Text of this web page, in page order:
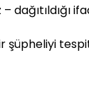
dağıtıldığı
şüpheliyi